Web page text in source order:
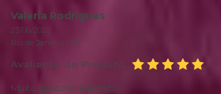
Valeria Rodrigues
23/06/2025
Rio de Janeiro / RJ
Avaliação do Produto
Muito gostoso e bonito